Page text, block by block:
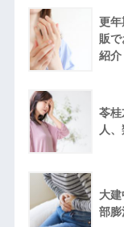
更年
販
紹介
苓桂
人
大
部膨